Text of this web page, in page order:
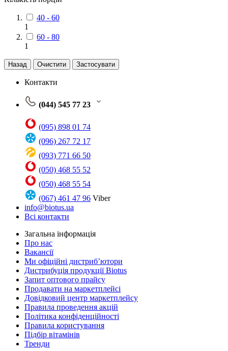
40 - 60
1
60 - 80
1
Назад Очистити Застосувати
Контакти
(044) 545 77 23
(095) 898 01 74
(096) 267 72 17
(093) 771 66 50
(050) 468 55 52
(050) 468 55 54
(067) 461 47 96 Viber
info@biotus.ua
Всі контакти
Загальна інформація
Про нас
Вакансії
Ми офіційні дистриб’ютори
Дистрибуція продукції Biotus
Запит оптового прайсу
Продавати на маркетплейсі
Довідковий центр маркетплейсу
Правила проведення акцій
Політика конфіденційності
Правила користування
Підбір вітамінів
Тренди